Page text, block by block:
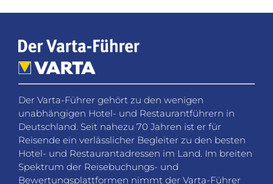
Der Varta-Führer gehört zu den wenigen
unabhängigen Hotel- und Restaurantführern in
Deutschland. Seit nahezu 70 Jahren ist er für
Reisende ein verlässlicher Begleiter zu den besten
Hotel- und Restaurantadressen im Land. Im breiten
Spektrum der Reisebuchungs- und
Bewertungsplattformen nimmt der Varta-Führer